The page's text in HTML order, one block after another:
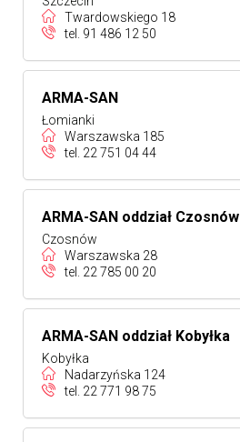
Twardowskiego 18
tel. 91 486 12 50
ARMA-SAN
Łomianki
Warszawska 185
tel. 22 751 04 44
ARMA-SAN oddział Czosnów
Czosnów
Warszawska 28
tel. 22 785 00 20
ARMA-SAN oddział Kobyłka
Kobyłka
Nadarzyńska 124
tel. 22 771 98 75